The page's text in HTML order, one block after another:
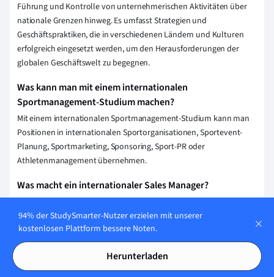
Führung und Kontrolle von unternehmerischen Aktivitäten über
nationale Grenzen hinweg. Es umfasst Strategien und
Geschäftspraktiken, die in verschiedenen Ländern und Kulturen
erfolgreich eingesetzt werden, um den Herausforderungen der
globalen Geschäftswelt zu begegnen.
Was kann man mit einem internationalen
Sportmanagement-Studium machen?
Mit einem internationalen Sportmanagement-Studium kann man
Positionen in internationalen Sportorganisationen, Sportevent-
Planung, Sportmarketing, Sponsoring, Sport-PR oder
Athletenmanagement übernehmen.
Was macht ein internationaler Sales Manager?
Planung, Steuerung und Umsetzung von Verkaufsstrategien in
verschiedenen Ländern, die Pflege von Kundenbeziehungen, das
Erreichen von Umsatzzielen und die Zusammenarbeit mit internen
Abteilungen, um sicherzustellen, dass Produkte und
Dienstleistungen den Bedürfnissen internationaler Märkte gerecht
94% der StudySmarter-Nutzer erzielen mit unserer
kostenlosen Plattform bessere Noten.
Herunterladen